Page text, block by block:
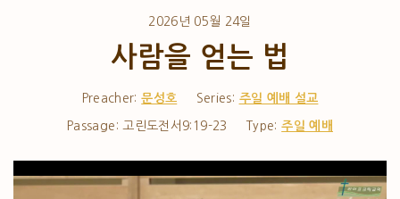
2026년 05월 24일
사람을 얻는 법
Preacher: 문성호 Series: 주일 예배 설교
Passage: 고린도전서9:19-23 Type: 주일 예배